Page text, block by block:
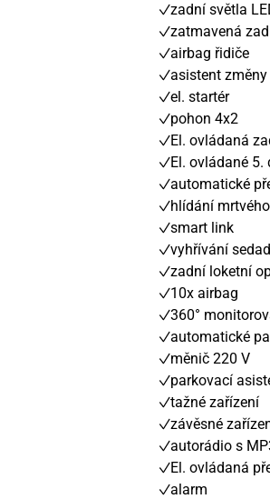
zadní světla
zatmavená
airbag řidiče
asistent
el. startér
pohon 4x2
El. ovládaná
El. ovládané 5.
automatické
hlídání
smart link
vyhřívání
zadní loketní
10x airbag
360°
automatické
měnič 220 V
parkovací
tažné zařízení
závěsné
autorádio s
El. ovládaná
alarm